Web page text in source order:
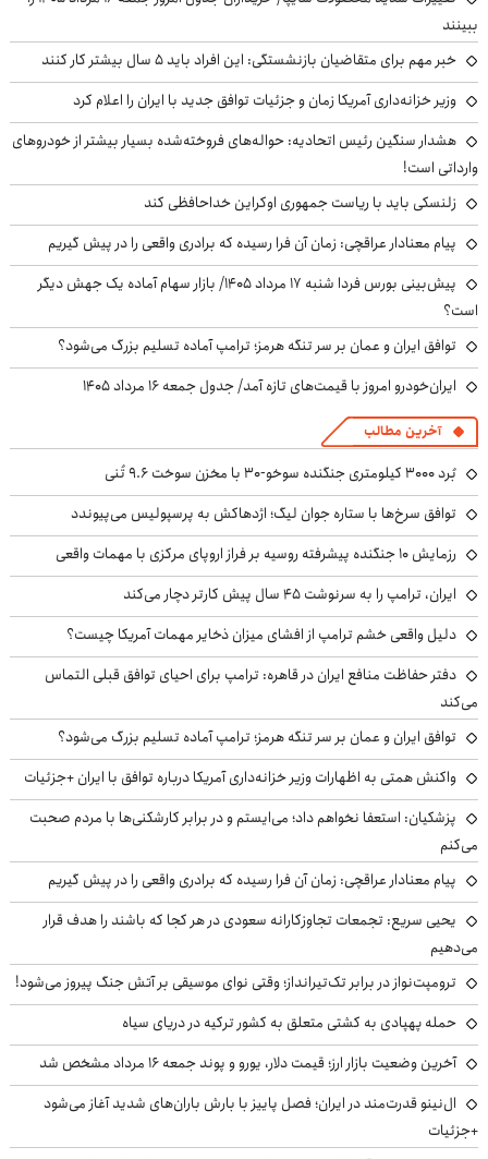
ببینند
خبر مهم برای متقاضیان بازنشستگی: این افراد باید ۵ سال بیشتر کار کنند
وزیر خزانه‌داری آمریکا زمان و جزئیات توافق جدید با ایران را اعلام کرد
هشدار سنگین رئیس اتحادیه: حواله‌های فروخته‌شده بسیار بیشتر از خودروهای
وارداتی است!
زلنسکی باید با ریاست جمهوری اوکراین خداحافظی کند
پیام معنادار عراقچی: زمان آن فرا رسیده که برادری واقعی را در پیش گیریم
پیش‌بینی بورس فردا شنبه ۱۷ مرداد ۱۴۰۵/ بازار سهام آماده یک جهش دیگر
است؟
توافق ایران و عمان بر سر تنگه هرمز؛ ترامپ آماده تسلیم بزرگ می‌شود؟
ایران‌خودرو امروز با قیمت‌های تازه آمد/ جدول جمعه ۱۶ مرداد ۱۴۰۵
آخرین مطالب
بُرد ۳۰۰۰ کیلومتری جنگنده سوخو-۳۰ با مخزن سوخت ۹.۶ تُنی
توافق سرخ‌ها با ستاره جوان لیگ؛ اژدهاکش به پرسپولیس می‌پیوندد
رزمایش ۱۰ جنگنده پیشرفته روسیه بر فراز اروپای مرکزی با مهمات واقعی
ایران، ترامپ را به سرنوشت ۴۵ سال پیش کارتر دچار می‌کند
دلیل واقعی خشم ترامپ از افشای میزان ذخایر مهمات آمریکا چیست؟
دفتر حفاظت منافع ایران در قاهره: ترامپ برای احیای توافق قبلی التماس
می‌کند
توافق ایران و عمان بر سر تنگه هرمز؛ ترامپ آماده تسلیم بزرگ می‌شود؟
واکنش همتی به اظهارات وزیر خزانه‌داری آمریکا درباره توافق با ایران +جزئیات
پزشکیان: استعفا نخواهم داد؛ می‌ایستم و در برابر کارشکنی‌ها با مردم صحبت
می‌کنم
پیام معنادار عراقچی: زمان آن فرا رسیده که برادری واقعی را در پیش گیریم
یحیی سریع: تجمعات تجاوزکارانه سعودی در هر کجا که باشند را هدف قرار
می‌دهیم
ترومپت‌نواز در برابر تک‌تیرانداز؛ وقتی نوای موسیقی بر آتش جنگ پیروز می‌شود!
حمله پهپادی به کشتی متعلق به کشور ترکیه در دریای سیاه
آخرین وضعیت بازار ارز؛ قیمت دلار، یورو و پوند جمعه ۱۶ مرداد مشخص شد
ال‌نینو قدرت‌مند در ایران؛ فصل پاییز با بارش باران‌های شدید آغاز می‌شود
+جزئیات